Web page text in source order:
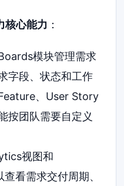
核心能力 ：
模块管理需求
字段、状态和工作
、User Story
按团队需要自定义
视图和
看需求交付周期、